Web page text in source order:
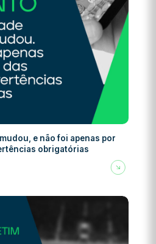
e não foi apenas por
obrigatórias